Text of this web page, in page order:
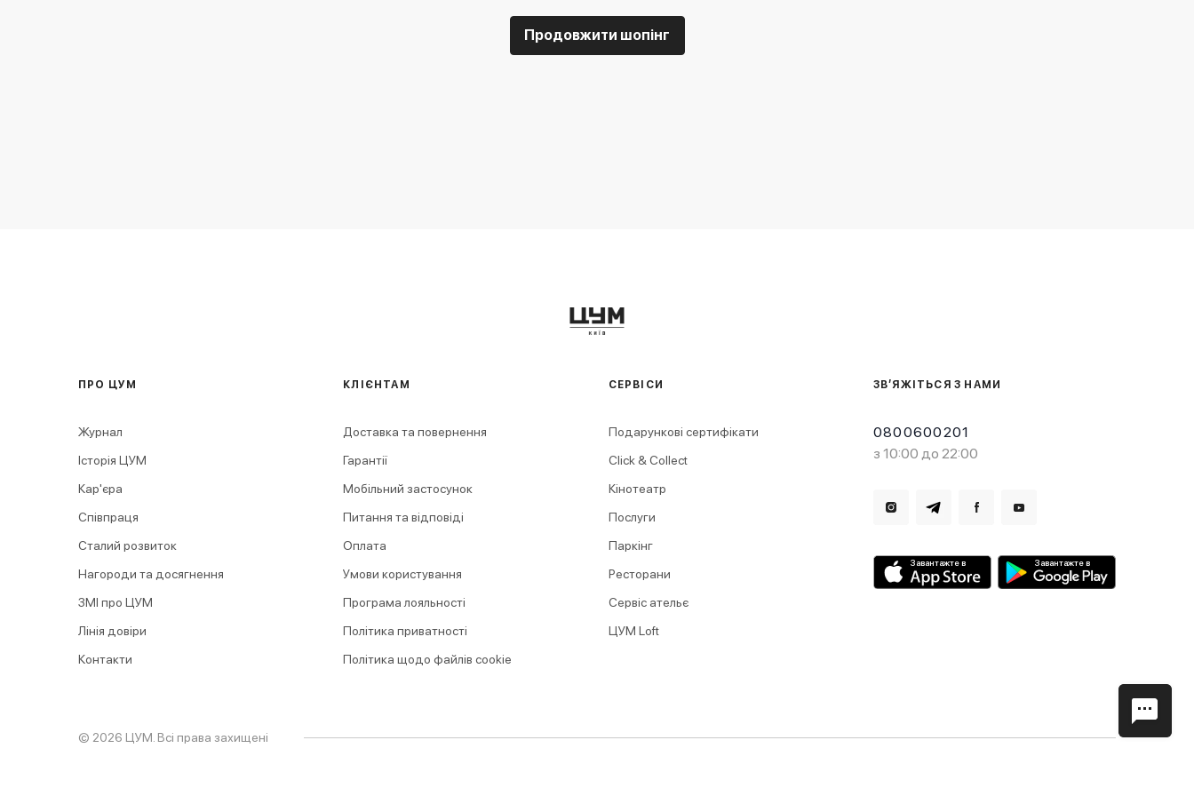
Продовжити шопінг
ЗВ’ЯЖІТЬСЯ З НАМИ
0800600201
з 10:00 до 22:00
Завантажте в Завантажте в
ПРО ЦУМ
Журнал
Історія ЦУМ
Кар'єра
Співпраця
Сталий розвиток
Нагороди та досягнення
ЗМІ про ЦУМ
Лінія довіри
Контакти
КЛІЄНТАМ
Доставка та повернення
Гарантії
Мобільний застосунок
Питання та відповіді
Оплата
Умови користування
Програма лояльності
Політика приватності
Політика щодо файлів cookie
СЕРВІСИ
Подарункові сертифікати
Click & Collect
Кінотеатр
Послуги
Паркінг
Ресторани
Сервіс ательє
ЦУМ Loft
© 2026 ЦУМ. Всі права захищені